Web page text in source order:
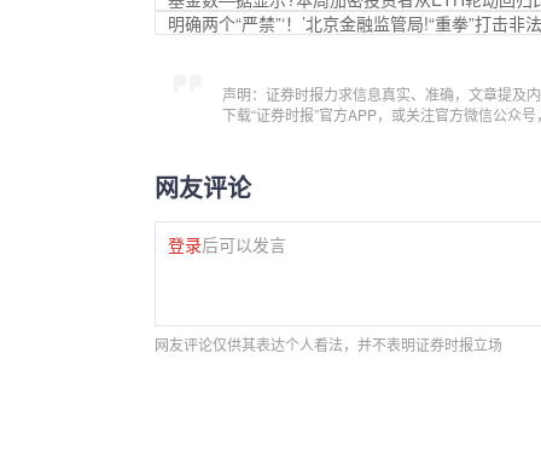
明确两个“严禁”‘！’北京金融监管局!“重拳”打击非
声明：证券时报力求信息真实、准确，文章提及
下载“证券时报”官方APP，或关注官方微信公众
网友评论
登录后可以发言
网友评论仅供其表达个人看法，并不表明证券时报立场